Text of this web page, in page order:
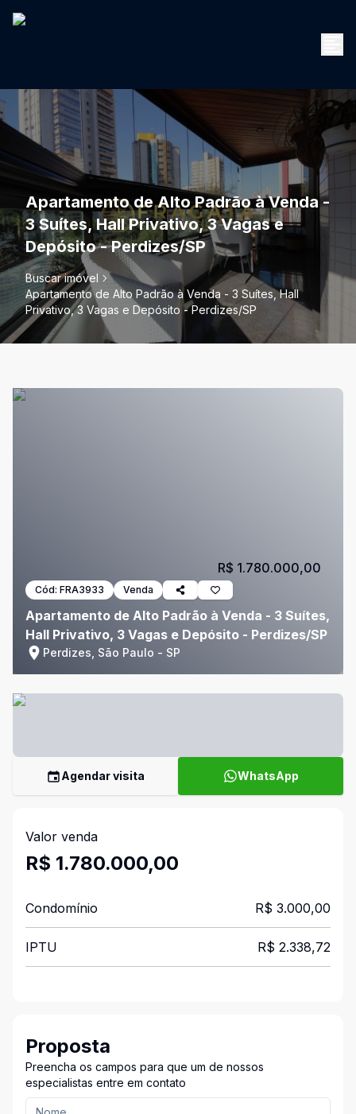
Apartamento de Alto Padrão à Venda -
3 Suítes, Hall Privativo, 3 Vagas e
Depósito - Perdizes/SP
Buscar imóvel
Apartamento de Alto Padrão à Venda - 3 Suítes, Hall
Privativo, 3 Vagas e Depósito - Perdizes/SP
Cód: FRA3933 Venda
Apartamento de Alto Padrão à Venda - 3 Suítes,
Hall Privativo, 3 Vagas e Depósito - Perdizes/SP
Perdizes, São Paulo - SP
R$ 1.780.000,00
Agendar visita WhatsApp
Valor venda
R$ 1.780.000,00
Condomínio R$ 3.000,00
IPTU R$ 2.338,72
Proposta
Preencha os campos para que um de nossos
especialistas entre em contato